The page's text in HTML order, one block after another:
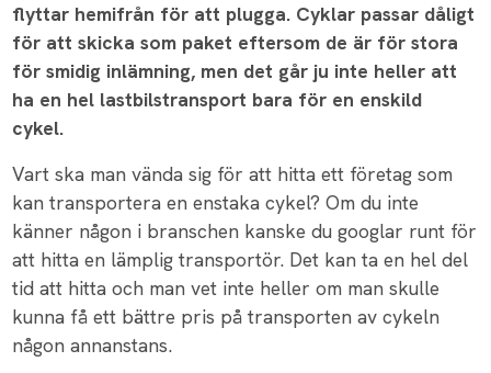
flyttar hemifrån för att plugga. Cyklar passar dåligt
för att skicka som paket eftersom de är för stora
för smidig inlämning, men det går ju inte heller att
ha en hel lastbilstransport bara för en enskild
cykel.
Vart ska man vända sig för att hitta ett företag som
kan transportera en enstaka cykel? Om du inte
känner någon i branschen kanske du googlar runt för
att hitta en lämplig transportör. Det kan ta en hel del
tid att hitta och man vet inte heller om man skulle
kunna få ett bättre pris på transporten av cykeln
någon annanstans.